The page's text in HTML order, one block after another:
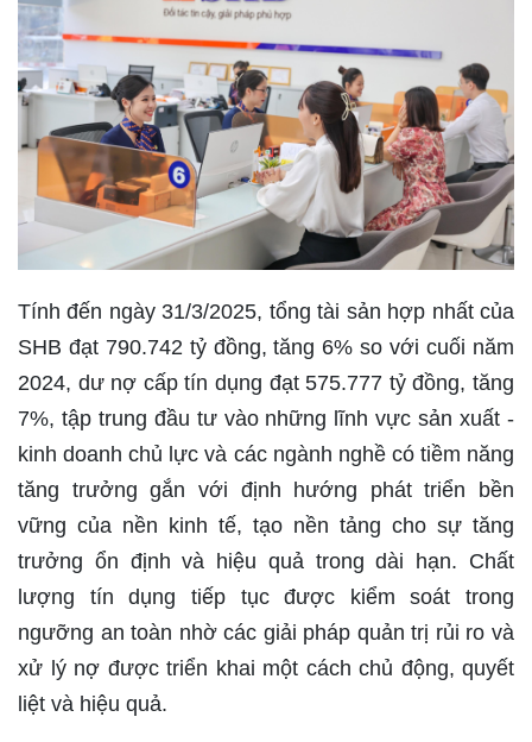
Tính đến ngày 31/3/2025, tổng tài sản hợp nhất của
SHB đạt 790.742 tỷ đồng, tăng 6% so với cuối năm
2024, dư nợ cấp tín dụng đạt 575.777 tỷ đồng, tăng
7%, tập trung đầu tư vào những lĩnh vực sản xuất -
kinh doanh chủ lực và các ngành nghề có tiềm năng
tăng trưởng gắn với định hướng phát triển bền
vững của nền kinh tế, tạo nền tảng cho sự tăng
trưởng ổn định và hiệu quả trong dài hạn. Chất
lượng tín dụng tiếp tục được kiểm soát trong
ngưỡng an toàn nhờ các giải pháp quản trị rủi ro và
xử lý nợ được triển khai một cách chủ động, quyết
liệt và hiệu quả.